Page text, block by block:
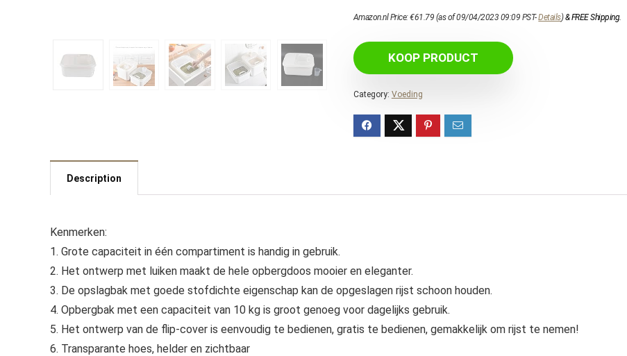
Amazon.nl Price:€61.79 (as of 09/04/2023 09:09 PST-Details)&FREE Shipping.
KOOP PRODUCT
Category: Voeding
Description
Kenmerken:
1. Grote capaciteit in één compartiment is handig in gebruik.
2. Het ontwerp met luiken maakt de hele opbergdoos mooier en eleganter.
3. De opslagbak met goede stofdichte eigenschap kan de opgeslagen rijst schoon houden.
4. Opbergbak met een capaciteit van 10 kg is groot genoeg voor dagelijks gebruik.
5. Het ontwerp van de flip-cover is eenvoudig te bedienen, gratis te bedienen, gemakkelijk om rijst te nemen!
6. Transparante hoes, helder en zichtbaar